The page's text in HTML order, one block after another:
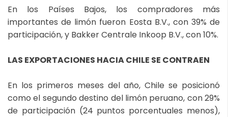
En los Países Bajos, los compradores más
importantes de limón fueron Eosta B.V., con 39% de
participación, y Bakker Centrale Inkoop B.V., con 10%.
LAS EXPORTACIONES HACIA CHILE SE CONTRAEN
En los primeros meses del año, Chile se posicionó
como el segundo destino del limón peruano, con 29%
de participación (24 puntos porcentuales menos),